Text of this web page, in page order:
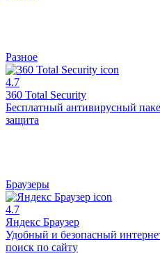
Разное
4.7
360 Total Security
Бесплатный антивирусный
защита
Браузеры
4.7
Яндекс Браузер
Удобный и безопасный
поиск по сайту